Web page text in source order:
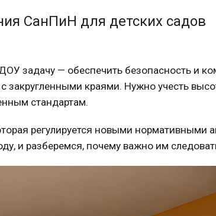
СанПиН для детских садов
задачу — обеспечить безопасность и
с закругленными краями. Нужно учесть
стандартам.
регулируется новыми нормативными
, и разберемся, почему важно им